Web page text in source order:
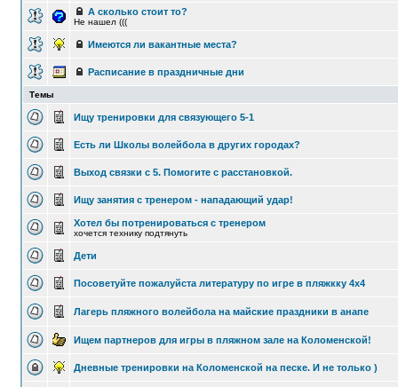
А сколько стоит то?
Не нашел (((
Имеются ли вакантные места?
Расписание в праздничные дни
Темы
Ищу тренировки для связующего 5-1
Есть ли Школы волейбола в других городах?
Выход связки с 5. Помогите с расстановкой.
Ищу занятия с тренером - нападающий удар!
Хотел бы потренироваться с тренером
хочется технику подтянуть
Дети
Посоветуйте пожалуйста литературу по игре в пляжкку 4х4
Лагерь пляжного волейбола на майские праздники в анапе
Ищем партнеров для игры в пляжном зале на Коломенской!
Дневные тренировки на Коломенской на песке. И не только )